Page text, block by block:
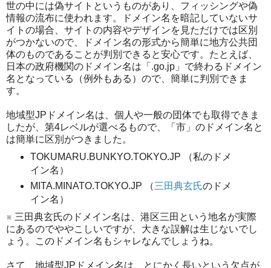
世の中には偽サイトというものがあり、フィッシングや偽
情報の流布に使われます。ドメイン名を暗記していないサ
イトの場合、サイトの内容やデザインを見ただけでは区別
がつかないので、ドメイン名の形式から簡単に地方公共団
体のものであることが判別できると安心です。たとえば、
日本の政府機関のドメイン名は「.go.jp」で終わるドメイン
名となっている（例外もある）ので、簡単に判別できま
す。
地域型JPドメイン名は、個人や一般の団体でも取得できま
したが、第4レベルが選べるもので、「市」のドメイン名と
は簡単に区別がつきました。
TOKUMARU.BUNKYO.TOKYO.JP （私のドメ
イン名）
MITA.MINATO.TOKYO.JP （三田典玄氏のドメ
イン名）
※ 三田典玄氏のドメイン名は、港区三田という地名が実際
にあるのでややこしいですが、大きな誤解は生じないでし
ょう。このドメイン名もシャレなんでしょうね。
さて、地域型JPドメイン名は、とにかく長いという欠点が